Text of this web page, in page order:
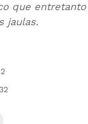
que
jaulas.